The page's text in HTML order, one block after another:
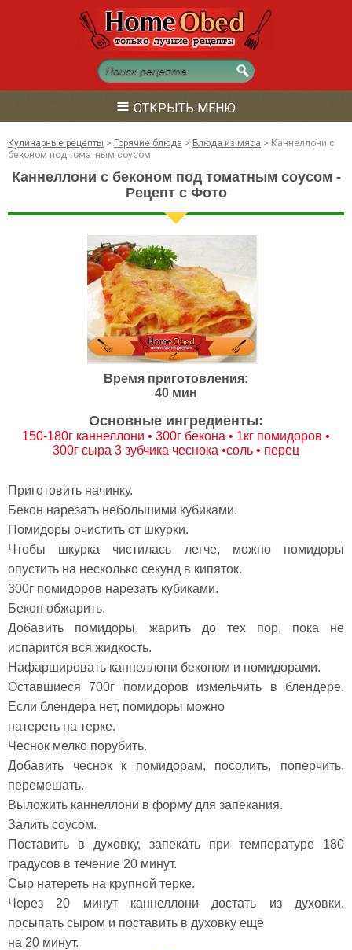
≡ ОТКРЫТЬ МЕНЮ
Кулинарные рецепты > Горячие блюда > Блюда из мяса > Каннеллони с
беконом под томатным соусом
Каннеллони с беконом под томатным соусом -
Рецепт с Фото
Время приготовления:
40 мин
Основные ингредиенты:
150-180г каннеллони • 300г бекона • 1кг помидоров •
300г сыра 3 зубчика чеснока •соль • перец
Приготовить начинку.
Бекон нарезать небольшими кубиками.
Помидоры очистить от шкурки.
Чтобы шкурка чистилась легче, можно помидоры
опустить на несколько секунд в кипяток.
300г помидоров нарезать кубиками.
Бекон обжарить.
Добавить помидоры, жарить до тех пор, пока не
испарится вся жидкость.
Нафаршировать каннеллони беконом и помидорами.
Оставшиеся 700г помидоров измельчить в блендере.
Если блендера нет, помидоры можно
натереть на терке.
Чеснок мелко порубить.
Добавить чеснок к помидорам, посолить, поперчить,
перемешать.
Выложить каннеллони в форму для запекания.
Залить соусом.
Поставить в духовку, запекать при температуре 180
градусов в течение 20 минут.
Сыр натереть на крупной терке.
Через 20 минут каннеллони достать из духовки,
посыпать сыром и поставить в духовку ещё
на 20 минут.